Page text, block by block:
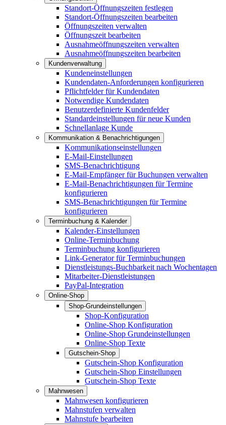
Standort-Öffnungszeiten festlegen
Standort-Öffnungszeiten bearbeiten
Öffnungszeiten verwalten
Öffnungszeit bearbeiten
Ausnahmeöffnungszeiten verwalten
Ausnahmeöffnungszeiten bearbeiten
Kundenverwaltung
Kundeneinstellungen
Kundendaten-Anforderungen konfigurieren
Pflichtfelder für Kundendaten
Notwendige Kundendaten
Benutzerdefinierte Kundenfelder
Standardeinstellungen für neue Kunden
Schnellanlage Kunde
Kommunikation & Benachrichtigungen
Kommunikationseinstellungen
E-Mail-Einstellungen
SMS-Benachrichtigung
E-Mail-Empfänger für Buchungen verwalten
E-Mail-Benachrichtigungen für Termine
konfigurieren
SMS-Benachrichtigungen für Termine
konfigurieren
Terminbuchung & Kalender
Kalender-Einstellungen
Online-Terminbuchung
Terminbuchung konfigurieren
Link-Generator für Terminbuchungen
Dienstleistungs-Buchbarkeit nach Wochentagen
Mitarbeiter-Dienstleistungen
PayPal-Integration
Online-Shop
Shop-Grundeinstellungen
Shop-Konfiguration
Online-Shop Konfiguration
Online-Shop Grundeinstellungen
Online-Shop Texte
Gutschein-Shop
Gutschein-Shop Konfiguration
Gutschein-Shop Einstellungen
Gutschein-Shop Texte
Mahnwesen
Mahnwesen konfigurieren
Mahnstufen verwalten
Mahnstufe bearbeiten